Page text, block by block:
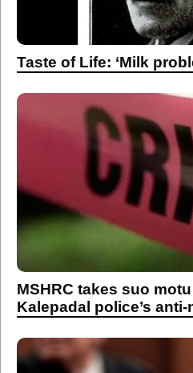
Taste of Life: ‘Milk
MSHRC takes suo
Kalepadal police’s